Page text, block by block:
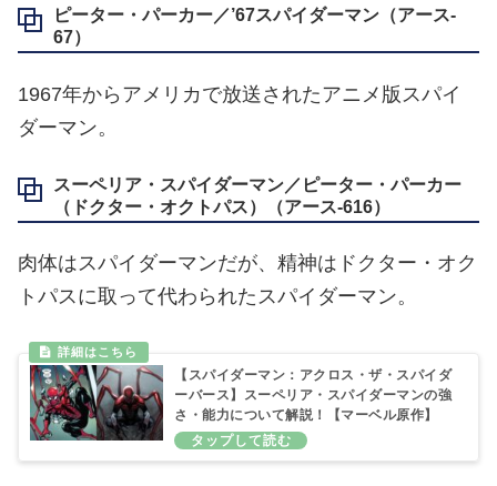
ピーター・パーカー／’67スパイダーマン（アース‐
67）
1967年からアメリカで放送されたアニメ版スパイ
ダーマン。
スーペリア・スパイダーマン／ピーター・パーカー
（ドクター・オクトパス）（アース‐616）
肉体はスパイダーマンだが、精神はドクター・オク
トパスに取って代わられたスパイダーマン。
【スパイダーマン：アクロス・ザ・スパイダ
ーバース】スーペリア・スパイダーマンの強
さ・能力について解説！【マーベル原作】